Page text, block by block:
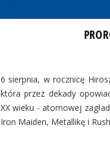
6 sierpnia, w rocznicę
która przez dekady
XX wieku - atomowej
Iron Maiden, Metallikę i